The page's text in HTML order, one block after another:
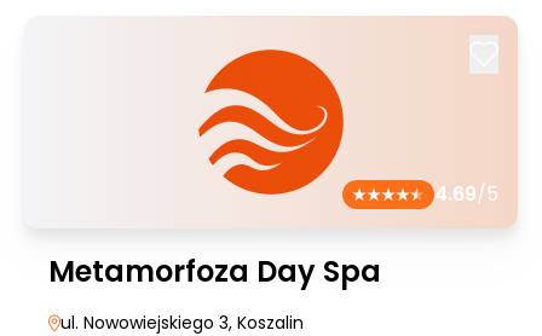
4.69/5
Metamorfoza Day Spa
ul. Nowowiejskiego 3, Koszalin